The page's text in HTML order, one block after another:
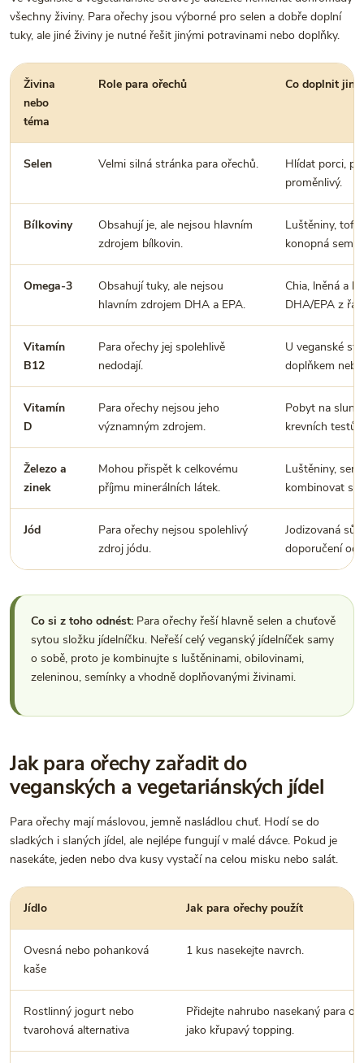
všechny živiny. Para ořechy jsou výborné pro selen a dobře doplní
tuky, ale jiné živiny je nutné řešit jinými potravinami nebo doplňky.
Živina
nebo
téma
Role para ořechů Co doplnit
Selen Velmi silná stránka para ořechů.
Hlídat porci,
proměnlivý.
Bílkoviny
Obsahují je, ale nejsou hlavním
zdrojem bílkovin.
Luštěniny,
konopná
Omega-3
Obsahují tuky, ale nejsou
hlavním zdrojem DHA a EPA.
Chia, lněná a
DHA/EPA z
Vitamín
B12
Para ořechy jej spolehlivě
nedodají.
U veganské
doplňkem
Vitamín
D
Para ořechy nejsou jeho
významným zdrojem.
Pobyt na
krevních testů
Železo a
zinek
Mohou přispět k celkovému
příjmu minerálních látek.
Luštěniny,
kombinovat s
Jód
Para ořechy nejsou spolehlivý
zdroj jódu.
Jodizovaná
doporučení
Co si z toho odnést: Para ořechy řeší hlavně selen a chuťově
sytou složku jídelníčku. Neřeší celý veganský jídelníček samy
o sobě, proto je kombinujte s luštěninami, obilovinami,
zeleninou, semínky a vhodně doplňovanými živinami.
Jak para ořechy zařadit do
veganských a vegetariánských jídel
Para ořechy mají máslovou, jemně nasládlou chuť. Hodí se do
sladkých i slaných jídel, ale nejlépe fungují v malé dávce. Pokud je
nasekáte, jeden nebo dva kusy vystačí na celou misku nebo salát.
Jídlo Jak para ořechy použít
Ovesná nebo pohanková
kaše
1 kus nasekejte navrch.
Rostlinný jogurt nebo
tvarohová alternativa
Přidejte nahrubo nasekaný para
jako křupavý topping.